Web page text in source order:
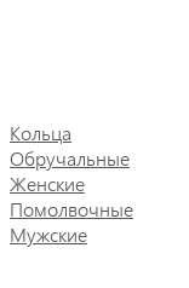
Кольца
Обручальные
Женские
Помолвочные
Мужские